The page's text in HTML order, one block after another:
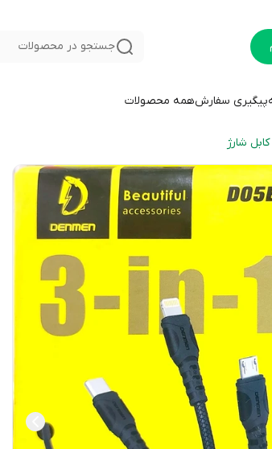
جستجو در محصولات
پیگیری سفارشهمه محصولات
کابل شارژ